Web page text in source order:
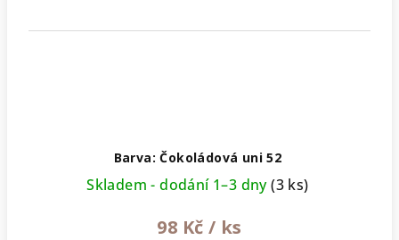
Barva: Čokoládová uni 52
Skladem - dodání 1–3 dny(3 ks)
98 Kč / ks